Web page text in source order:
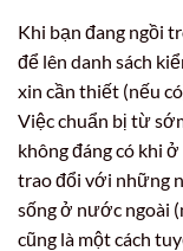
Khi bạn đang ngồi
để lên danh sách
xin cần thiết (nếu
Việc chuẩn bị từ
không đáng có khi
trao đổi với những
sống ở nước ngoài
cũng là một cách